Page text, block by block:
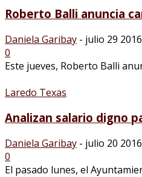
Roberto Balli anuncia
Daniela Garibay - julio 29
0
Este jueves, Roberto Balli
Laredo Texas
Analizan salario digno
Daniela Garibay - julio 20
0
El pasado lunes, el